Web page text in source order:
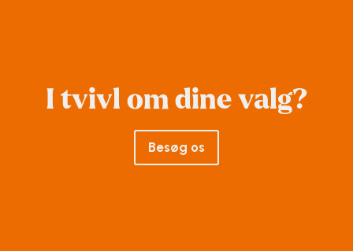
I tvivl om dine valg?
Besøg os